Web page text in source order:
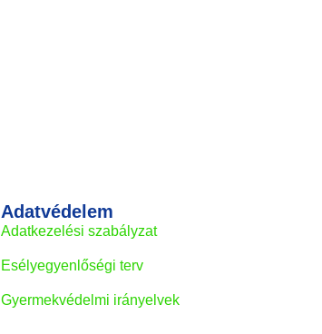
Adatvédelem
Adatkezelési szabályzat
Esélyegyenlőségi terv
Gyermekvédelmi irányelvek